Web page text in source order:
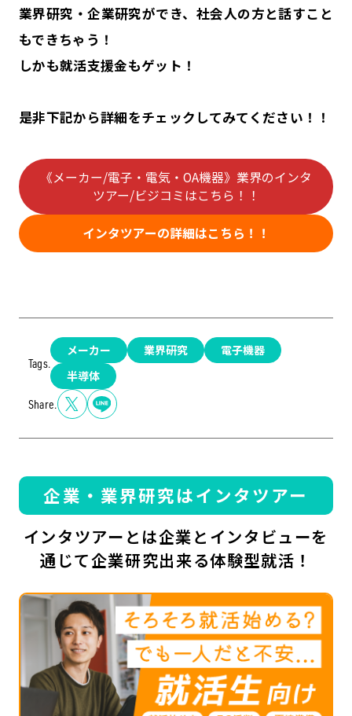
業界研究・企業研究ができ、社会人の方と話すこと
もできちゃう！
しかも就活支援金もゲット！
是非下記から詳細をチェックしてみてください！！
《メーカー/電子・電気・OA機器》業界のインタ
ツアー/ビジコミはこちら！！
インタツアーの詳細はこちら！！
Tags.
メーカー 業界研究
電子機器
半導体
Share.
企業・業界研究はインタツアー
インタツアーとは企業とインタビューを
通じて企業研究出来る体験型就活！